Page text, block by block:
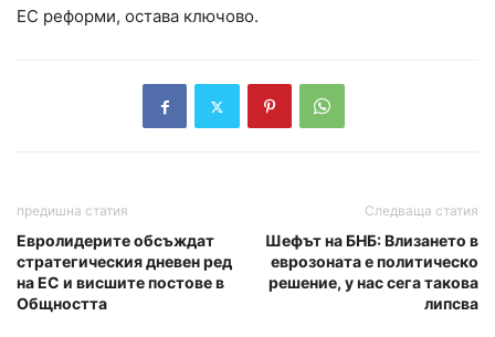
ЕС реформи, остава ключово.
предишна статия
Евролидерите обсъждат
стратегическия дневен ред
на ЕС и висшите постове в
Общността
Следваща статия
Шефът на БНБ: Влизането в
еврозоната е политическо
решение, у нас сега такова
липсва